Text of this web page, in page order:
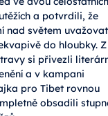
ve dvou celostátních
a potvrdili, že
nad světem uvažovat
do hloubky. Z
si přivezli
a v kampani
pro Tibet rovnou
obsadili